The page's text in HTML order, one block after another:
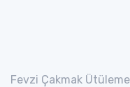
Fevzi Çakmak